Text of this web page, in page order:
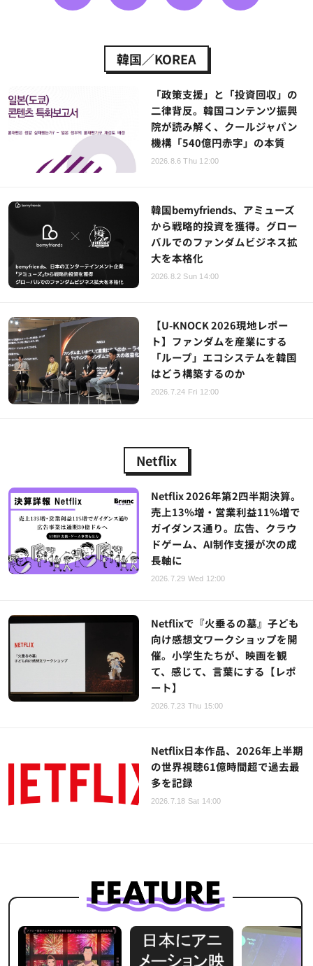
韓国／KOREA
「政策支援」と「投資回収」の
二律背反。韓国コンテンツ振興
院が読み解く、クールジャパン
機構「540億円赤字」の本質
2026.8.6 Thu 12:00
韓国bemyfriends、アミューズ
から戦略的投資を獲得。グロー
バルでのファンダムビジネス拡
大を本格化
2026.8.2 Sun 14:00
【U-KNOCK 2026現地レポー
ト】ファンダムを産業にする
「ループ」エコシステムを韓国
はどう構築するのか
2026.7.24 Fri 12:00
Netflix
Netflix 2026年第2四半期決算。
売上13%増・営業利益11%増で
ガイダンス通り。広告、クラウ
ドゲーム、AI制作支援が次の成
長軸に
2026.7.29 Wed 12:00
Netflixで『火垂るの墓』子ども
向け感想文ワークショップを開
催。小学生たちが、映画を観
て、感じて、言葉にする【レポ
ート】
2026.7.23 Thu 15:00
Netflix日本作品、2026年上半期
の世界視聴61億時間超で過去最
多を記録
2026.7.18 Sat 14:00